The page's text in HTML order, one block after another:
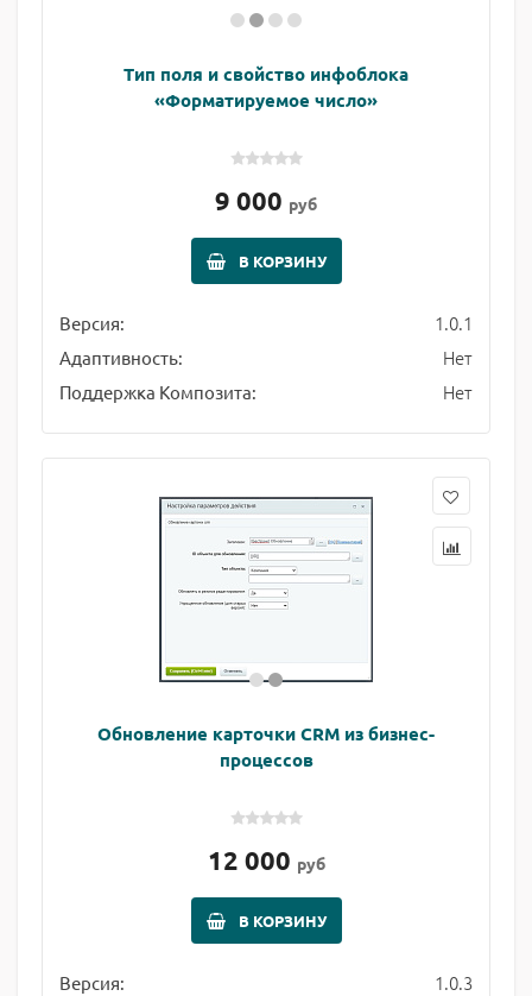
Тип поля и свойство инфоблока
«Форматируемое число»
9 000 руб
В КОРЗИНУ
Версия: 1.0.1
Адаптивность: Нет
Поддержка Композита: Нет
Обновление карточки CRM из бизнес-
процессов
12 000 руб
В КОРЗИНУ
Версия: 1.0.3